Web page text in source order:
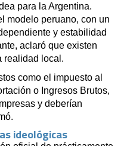
para la Argentina.
modelo peruano, con un
y estabilidad
aclaró que existen
realidad local.
como el impuesto al
o Ingresos Brutos,
y deberían
ideológicas